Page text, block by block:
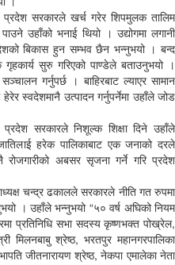
प्रदेश सरकारले खर्च गरेर शिपमुलक तालिम
उहाँको भनाई थियो । उद्योगमा लगानी
बिकास हुन सम्भव छैन भन्नुभयो । बन्द
सुरु गरिएको पाण्डेले बताउनुभयो ।
गर्नुपर्छ । बाहिरबाट ल्याएर सामान
स्वदेशमानै उत्पादन गर्नुपर्नेमा उहाँले जोड
प्रदेश सरकारले निशूल्क शिक्षा दिने उहाँले
हरेक पालिकाबाट एक जनाको दरले
रोजगारीको अबसर सृजना गर्ने गरि प्रदेश
चन्द्र ढकालले सरकारले नीति गत रुपमा
। उहाँले भन्नुभयो “५० वर्ष अघिको नियम
प्रतिनिधि सभा सदस्य कृष्णभक्त पोख्रेल,
मिलनबाबु श्रेष्ठ, भरतपुर महानगरपालिका
जीतनारायण श्रेष्ठ, नेकपा एमालेका नेता